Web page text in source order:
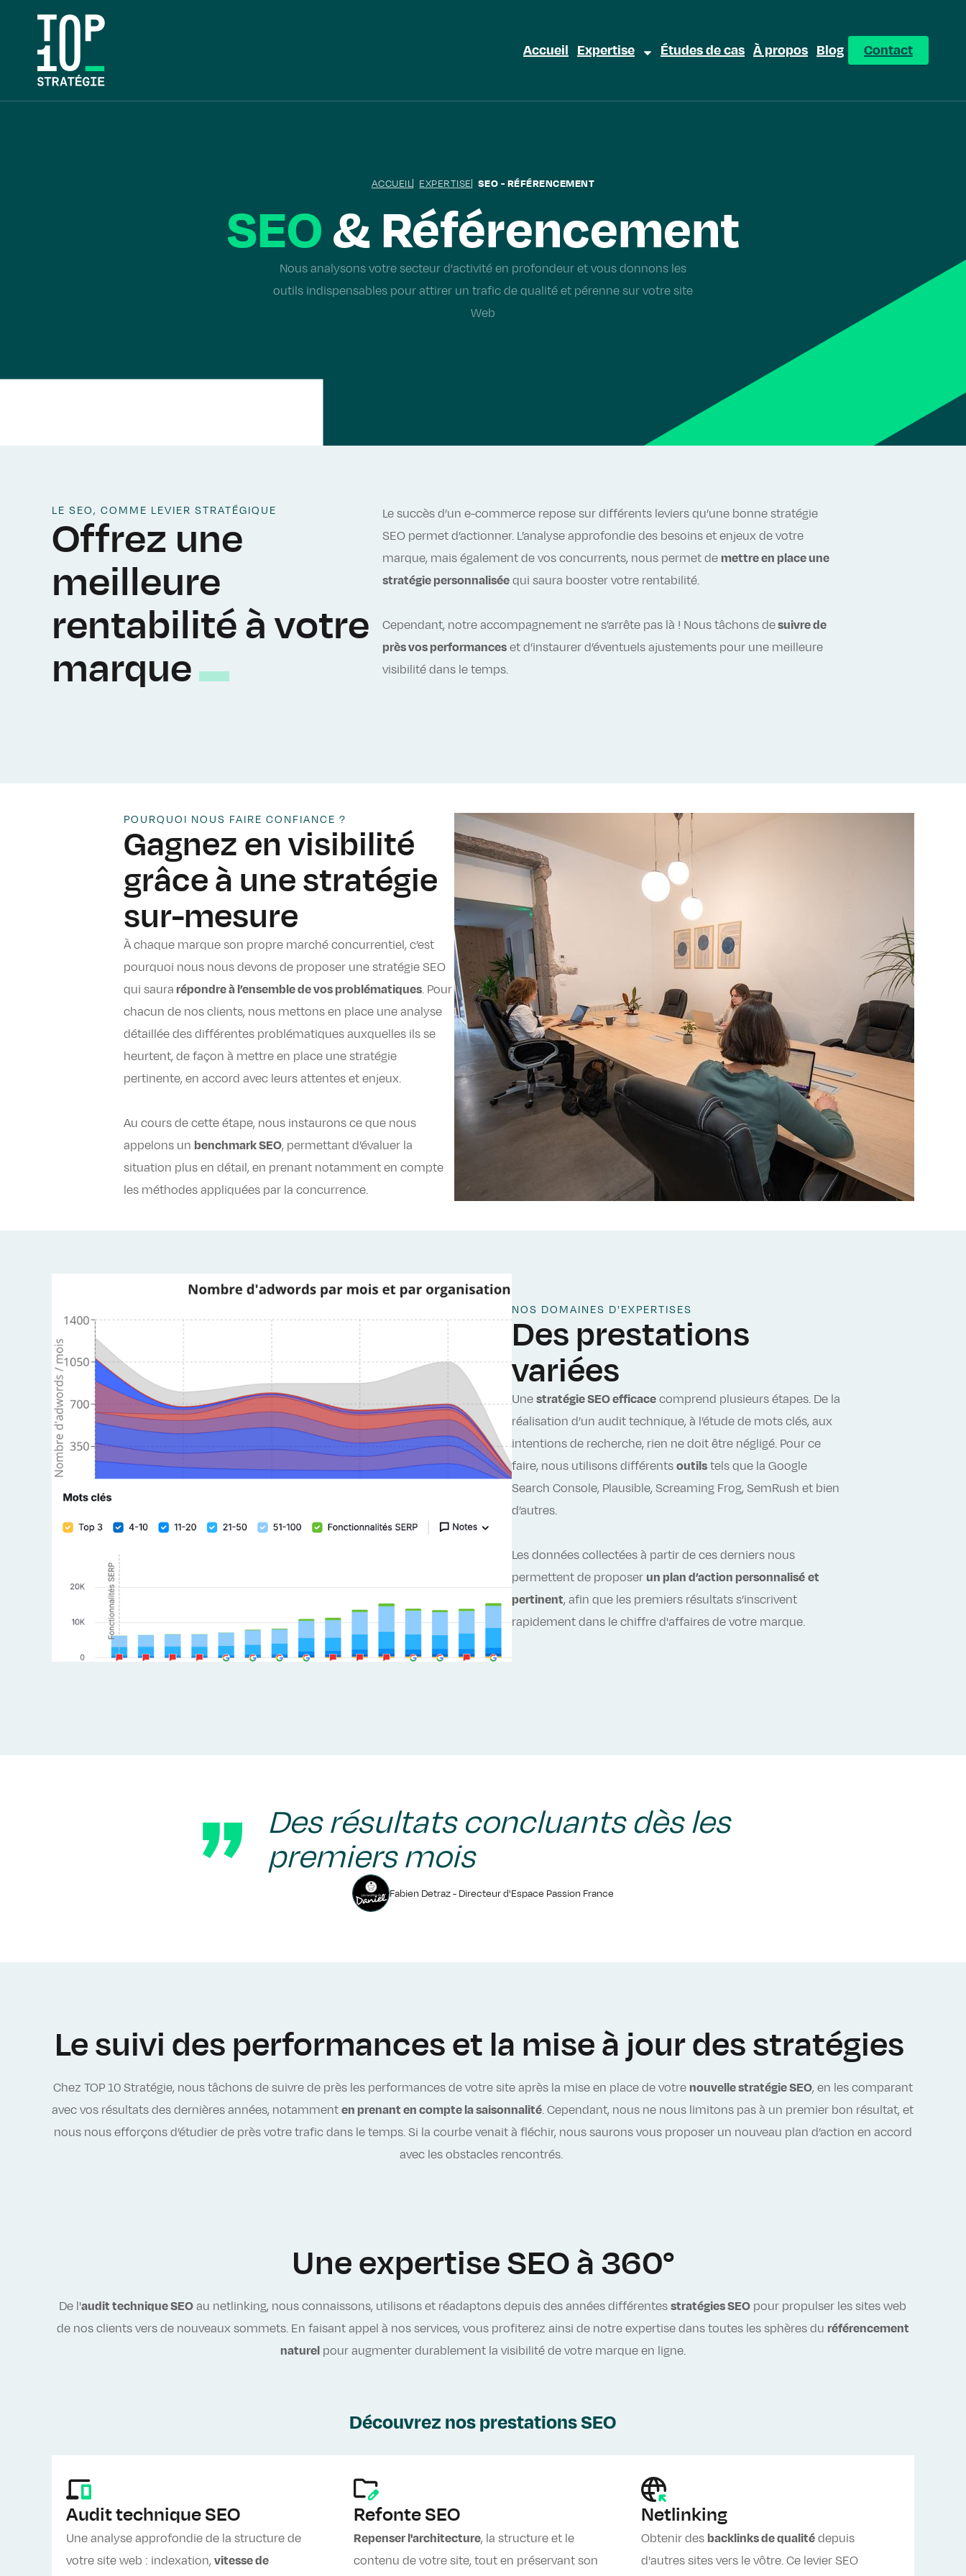
Accueil Expertise Études de cas À propos Blog Contact
ACCUEIL EXPERTISE SEO - RÉFÉRENCEMENT
SEO & Référencement
Nous analysons votre secteur d'activité en profondeur et vous donnons les
outils indispensables pour attirer un trafic de qualité et pérenne sur votre site
Web
LE SEO, COMME LEVIER STRATÉGIQUE
Offrez une
meilleure
rentabilité à votre
marque
Le succès d’un e-commerce repose sur différents leviers qu’une bonne stratégie
SEO permet d’actionner. L’analyse approfondie des besoins et enjeux de votre
marque, mais également de vos concurrents, nous permet de mettre en place une
stratégie personnalisée qui saura booster votre rentabilité.
Cependant, notre accompagnement ne s’arrête pas là ! Nous tâchons desuivre de
près vos performances et d’instaurer d’éventuels ajustements pour une meilleure
visibilité dans le temps.
POURQUOI NOUS FAIRE CONFIANCE ?
Gagnez en visibilité
grâce à une stratégie
sur-mesure
À chaque marque son propre marché concurrentiel, c’est
pourquoi nous nous devons de proposer une stratégie SEO
qui saura répondre à l’ensemble de vos problématiques. Pour
chacun de nos clients, nous mettons en place une analyse
détaillée des différentes problématiques auxquelles ils se
heurtent, de façon à mettre en place une stratégie
pertinente, en accord avec leurs attentes et enjeux.
Au cours de cette étape, nous instaurons ce que nous
appelons un benchmark SEO, permettant d’évaluer la
situation plus en détail, en prenant notamment en compte
les méthodes appliquées par la concurrence.
NOS DOMAINES D'EXPERTISES
Des prestations
variées
Une stratégie SEO efficacecomprend plusieurs étapes. De la
réalisation d’un audit technique, à l’étude de mots clés, aux
intentions de recherche, rien ne doit être négligé. Pour ce
faire, nous utilisons différents outilstels que la Google
Search Console, Plausible, Screaming Frog, SemRush et bien
d’autres.
Les données collectées à partir de ces derniers nous
permettent de proposer un plan d’action personnalisé et
pertinent, afin que les premiers résultats s’inscrivent
rapidement dans le chiffre d'affaires de votre marque.
Des résultats concluants dès les
premiers mois
Fabien Detraz - Directeur d'Espace Passion France
Le suivi des performances et la mise à jour des stratégies
Chez TOP 10 Stratégie, nous tâchons de suivre de près les performances de votre site après la mise en place de votre nouvelle stratégie SEO, en les comparant
avec vos résultats des dernières années, notammenten prenant en compte la saisonnalité. Cependant, nous ne nous limitons pas à un premier bon résultat, et
nous nous efforçons d’étudier de près votre trafic dans le temps. Si la courbe venait à fléchir, nous saurons vous proposer un nouveau plan d’action en accord
avec les obstacles rencontrés.
Une expertise SEO à 360°
De l'audit technique SEO au netlinking, nous connaissons, utilisons et réadaptons depuis des années différentesstratégies SEO pour propulser les sites web
de nos clients vers de nouveaux sommets. En faisant appel à nos services, vous profiterez ainsi de notre expertise dans toutes les sphères du référencement
naturel pour augmenter durablement la visibilité de votre marque en ligne.
Découvrez nos prestations SEO
Audit technique SEO
Une analyse approfondie de la structure de
votre site web : indexation, vitesse de
Refonte SEO
Repenser l'architecture, la structure et le
contenu de votre site, tout en préservant son
Netlinking
Obtenir des backlinks de qualitédepuis
d'autres sites vers le vôtre. Ce levier SEO